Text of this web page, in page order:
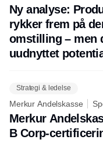
Ny analyse:
rykker frem på
omstilling – men
uudnyttet
Strategi & ledelse
Merkur Andelskasse
Merkur
B Corp-